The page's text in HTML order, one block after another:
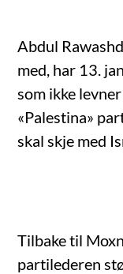
Abdul
med, har 13.
som ikke
«Palestina»
skal skje med
Tilbake til
partilederen